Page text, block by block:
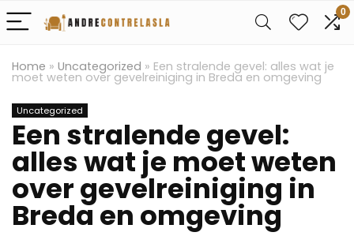
0
Home » Uncategorized » Een stralende gevel: alles wat je
moet weten over gevelreiniging in Breda en omgeving
Uncategorized
Een stralende gevel:
alles wat je moet weten
over gevelreiniging in
Breda en omgeving